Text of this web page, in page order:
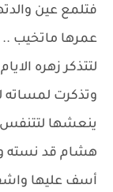
فتلمع عين
عمرها ماتخيب ..
لتتذكر زهره
وتذكرت لمساته
ينعشها
هشام قد نسته
أسف عليها